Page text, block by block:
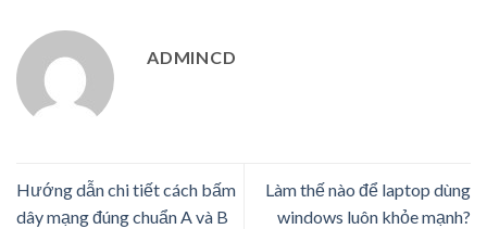
ADMINCD
Hướng dẫn chi tiết cách bấm
dây mạng đúng chuẩn A và B
Làm thế nào để laptop dùng
windows luôn khỏe mạnh?